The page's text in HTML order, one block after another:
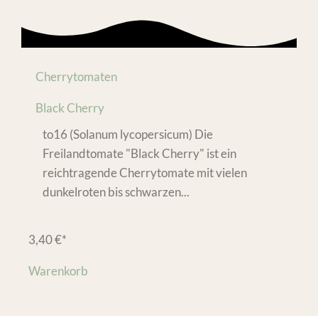
Cherrytomaten
Black Cherry
to16 (Solanum lycopersicum) Die
Freilandtomate "Black Cherry" ist ein
reichtragende Cherrytomate mit vielen
dunkelroten bis schwarzen...
3,40€*
Warenkorb